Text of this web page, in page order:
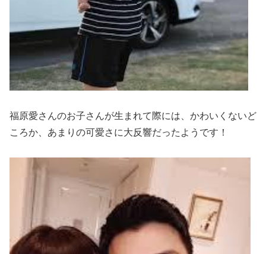
福原愛さんのお子さんが生まれて際には、かわいくないど
ころか、 あまりの可愛さに大反響だったようです！